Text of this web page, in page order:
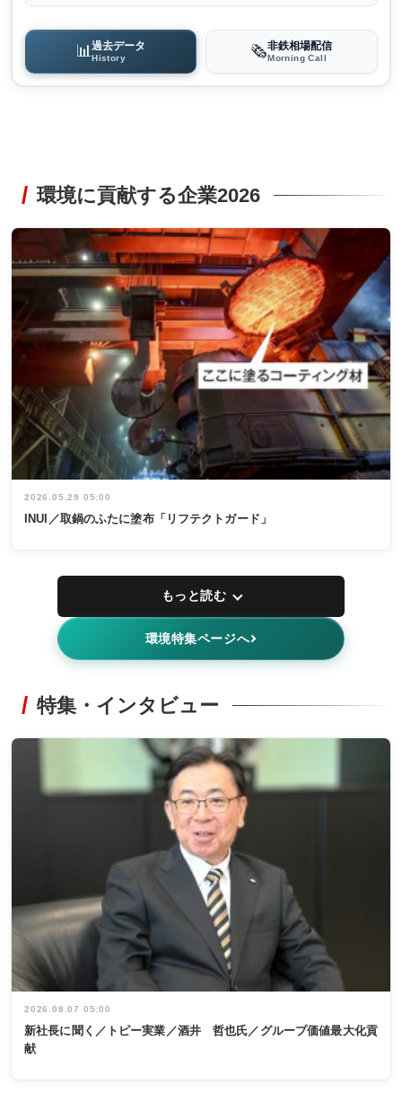
📊過去データ
History 🗞️非鉄相場配信
Morning Call
環境に貢献する企業2026
2026.05.29 05:00
INUI／取鍋のふたに塗布「リフテクトガード」
もっと読む
環境特集ページへ
特集・インタビュー
2026.08.07 05:00
新社長に聞く／トピー実業／酒井 哲也氏／グループ価値最大化貢
献